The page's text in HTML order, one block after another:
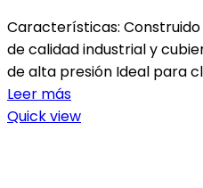
Características:
de calidad industrial y
de alta presión Ideal para
Leer más
Quick view